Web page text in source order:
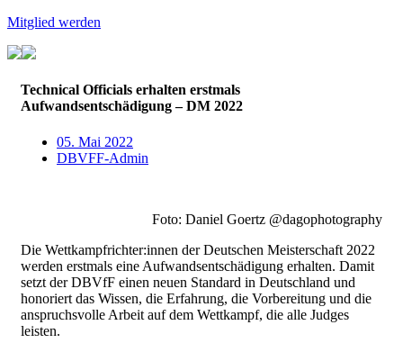
Mitglied werden
Technical Officials erhalten erstmals
Aufwandsentschädigung – DM 2022
05. Mai 2022
DBVFF-Admin
Foto: Daniel Goertz @dagophotography
Die Wettkampfrichter:innen der Deutschen Meisterschaft 2022
werden erstmals eine Aufwandsentschädigung erhalten. Damit
setzt der DBVfF einen neuen Standard in Deutschland und
honoriert das Wissen, die Erfahrung, die Vorbereitung und die
anspruchsvolle Arbeit auf dem Wettkampf, die alle Judges
leisten.